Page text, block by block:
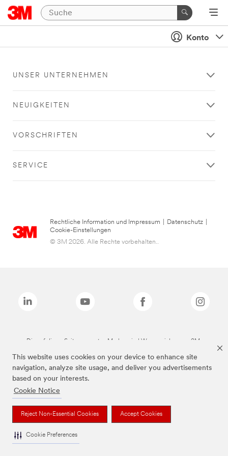
This website uses cookies on your device to enhance site
navigation, analyze site usage, and deliver you advertisements
based on your interests.
Cookie Notice
Reject Non-Essential Cookies Accept Cookies
Cookie Preferences
Konto
UNSER UNTERNEHMEN
NEUIGKEITEN
VORSCHRIFTEN
SERVICE
Rechtliche Information und Impressum Datenschutz
Cookie-Einstellungen
© 3M 2026. Alle Rechte vorbehalten..
Die auf dieser Seite genannten Marken sind Warenzeichen von 3M.